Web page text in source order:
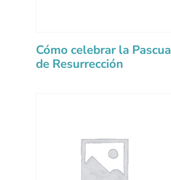
Cómo celebrar la Pascua
de Resurrección